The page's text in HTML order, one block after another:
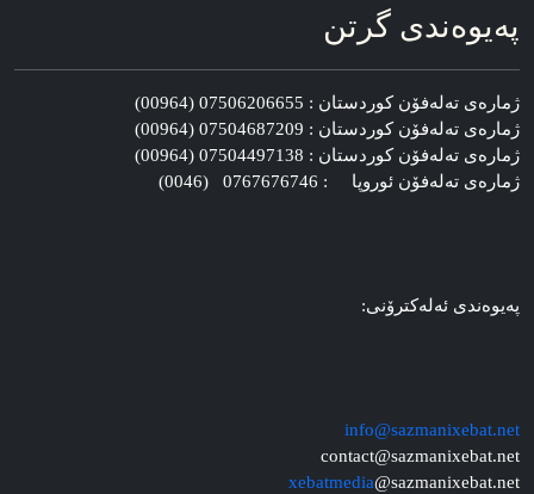
په‌یوه‌ندی گرتن
ژماره‌ی ته‌له‌فۆن کوردستان : 07506206655 (00964)
ژماره‌ی ته‌له‌فۆن کوردستان : 07504687209 (00964)
ژماره‌ی ته‌له‌فۆن کوردستان : 07504497138 (00964)
ژماره‌ی ته‌له‌فۆن ئوروپا : 0767676746 (0046)
په‌یوه‌ندی ئه‌له‌کترۆنی:
info@sazmanixebat.net
contact@sazmanixebat.net
xebatmedia@sazmanixebat.net